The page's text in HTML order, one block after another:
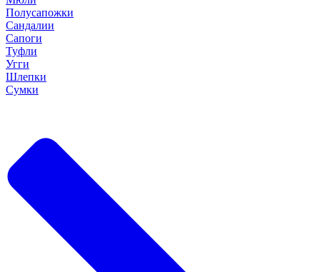
Полусапожки
Сандалии
Сапоги
Туфли
Угги
Шлепки
Сумки